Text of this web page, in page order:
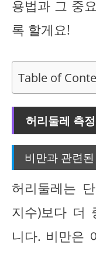
용법과 그 중
록 할게요!
Table of
허리둘레 측
비만과 관련
허리둘레는
지수)보다 더
니다. 비만은